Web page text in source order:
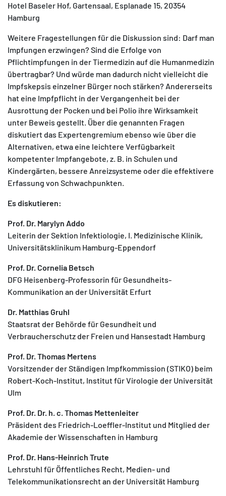
Hotel Baseler Hof, Gartensaal, Esplanade 15, 20354
Hamburg
Weitere Fragestellungen für die Diskussion sind: Darf man
Impfungen erzwingen? Sind die Erfolge von
Pflichtimpfungen in der Tiermedizin auf die Humanmedizin
übertragbar? Und würde man dadurch nicht vielleicht die
Impfskepsis einzelner Bürger noch stärken? Andererseits
hat eine Impfpflicht in der Vergangenheit bei der
Ausrottung der Pocken und bei Polio ihre Wirksamkeit
unter Beweis gestellt. Über die genannten Fragen
diskutiert das Expertengremium ebenso wie über die
Alternativen, etwa eine leichtere Verfügbarkeit
kompetenter Impfangebote, z. B. in Schulen und
Kindergärten, bessere Anreizsysteme oder die effektivere
Erfassung von Schwachpunkten.
Es diskutieren:
Prof. Dr. Marylyn Addo
Leiterin der Sektion Infektiologie, I. Medizinische Klinik,
Universitätsklinikum Hamburg-Eppendorf
Prof. Dr. Cornelia Betsch
DFG Heisenberg-Professorin für Gesundheits-
Kommunikation an der Universität Erfurt
Dr. Matthias Gruhl
Staatsrat der Behörde für Gesundheit und
Verbraucherschutz der Freien und Hansestadt Hamburg
Prof. Dr. Thomas Mertens
Vorsitzender der Ständigen Impfkommission (STIKO) beim
Robert-Koch-Institut, Institut für Virologie der Universität
Ulm
Prof. Dr. Dr. h. c. Thomas Mettenleiter
Präsident des Friedrich-Loeffler-Institut und Mitglied der
Akademie der Wissenschaften in Hamburg
Prof. Dr. Hans-Heinrich Trute
Lehrstuhl für Öffentliches Recht, Medien- und
Telekommunikationsrecht an der Universität Hamburg
MATOMO (INTERNE STATISTIK)
Statistik Cookies erfassen Informationen anonym.
Diese Informationen helfen uns zu verstehen, wie
unsere Besucher unsere Website nutzen.
Matomo